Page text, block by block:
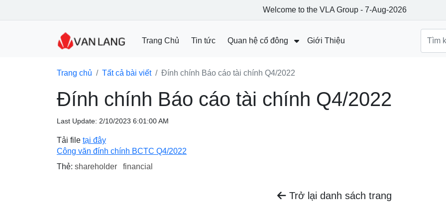
Welcome to the VLA Group - 7-Aug-2026
Trang Chủ Tin tức Quan hệ cổ đông
Đại hội đồng cổ đông
Giới Thiệu
Trang chủ Tất cả bài viết Đính chính Báo cáo tài chính Q4/2022
Đính chính Báo cáo tài chính Q4/2022
Last Update: 2/10/2023 6:01:00 AM
Tải file tại đây
Công văn đính chính BCTC Q4/2022
Thẻ: shareholder financial
Trở lại danh sách trang